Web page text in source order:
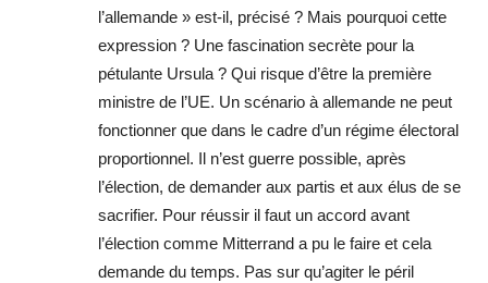
l’allemande » est-il, précisé ? Mais pourquoi cette
expression ? Une fascination secrète pour la
pétulante Ursula ? Qui risque d’être la première
ministre de l’UE. Un scénario à allemande ne peut
fonctionner que dans le cadre d’un régime électoral
proportionnel. Il n’est guerre possible, après
l’élection, de demander aux partis et aux élus de se
sacrifier. Pour réussir il faut un accord avant
l’élection comme Mitterrand a pu le faire et cela
demande du temps. Pas sur qu’agiter le péril